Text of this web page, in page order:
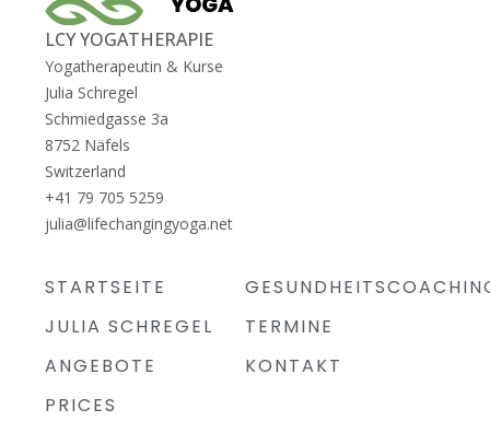
LCY YOGATHERAPIE
Yogatherapeutin & Kurse
Julia Schregel
Schmiedgasse 3a
8752 Näfels
Switzerland
+41 79 705 5259
julia@lifechangingyoga.net
STARTSEITE
JULIA SCHREGEL
ANGEBOTE
PRICES
TERMINE
KONTAKT